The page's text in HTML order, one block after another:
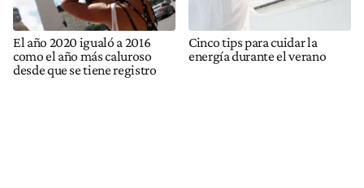
El año 2020 igualó a 2016
como el año más caluroso
desde que se tiene registro
Cinco tips para cuidar la
energía durante el verano